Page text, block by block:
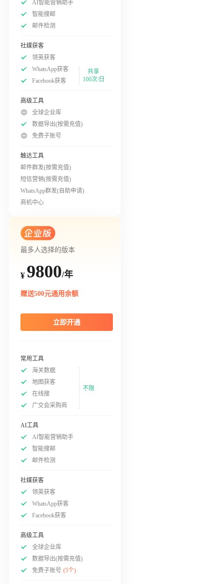
AI智能营销助手
智能搜邮
邮件检测
社媒获客
领英获客
WhatsApp获客
Facebook获客
共享
100次/日
高级工具
全球企业库
数据导出(按需充值)
免费子账号
触达工具
邮件群发(按需充值)
短信营销(按需充值)
WhatsApp群发(自助申请)
商机中心
最多人选择的版本
¥ 9800/年
赠送500元通用余额
立即开通
常用工具
海关数据
地图获客
在线搜
广交会采购商
不限
AI工具
AI智能营销助手
智能搜邮
邮件检测
社媒获客
领英获客
WhatsApp获客
Facebook获客
高级工具
全球企业库
数据导出(按需充值)
免费子账号 (5个)